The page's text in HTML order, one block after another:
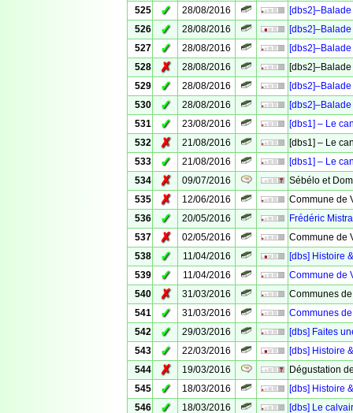
525
✓ 28/08/2016
526
✓ 28/08/2016
527
✓ 28/08/2016
528
✗ 28/08/2016
529
✓ 28/08/2016
530
✓ 28/08/2016
531
✓ 23/08/2016
[dbs1] – Le
532
✗ 21/08/2016
[dbs1] – Le
533
✓ 21/08/2016
[dbs1] – Le
534
✗ 09/07/2016
Sébélo et
535
✗ 12/06/2016
Commune de
536
✓ 20/05/2016
Frédéric
537
✗ 02/05/2016
Commune de
538
✓ 11/04/2016
[dbs] Histoire
539
✓ 11/04/2016
Commune de
540
✗ 31/03/2016
Communes
541
✓ 31/03/2016
Communes
542
✓ 29/03/2016
[dbs] Faites
543
✓ 22/03/2016
[dbs] Histoire
544
✗ 19/03/2016
Dégustation
545
✓ 18/03/2016
[dbs] Histoire
546
✓ 18/03/2016
[dbs] Le